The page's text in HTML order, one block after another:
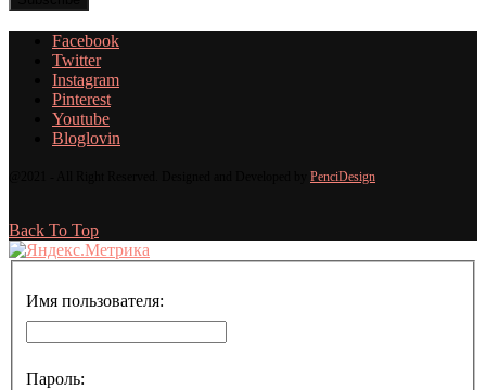
Facebook
Twitter
Instagram
Pinterest
Youtube
Bloglovin
PenciDesign
Back To Top
Имя пользователя:
Пароль: